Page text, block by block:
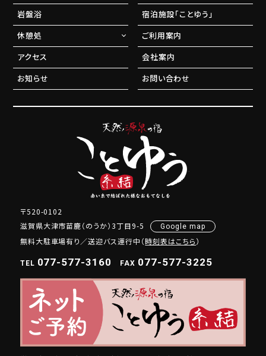
岩盤浴
休憩処
宿泊施設「ことゆう」
ご利用案内
アクセス
会社案内
お知らせ
お問い合わせ
〒520-0102
滋賀県大津市苗鹿（のうか）3丁目9-5
Google map
無料大駐車場有り／送迎バス運行中（時刻表はこちら）
TEL 077-577-3160 FAX 077-577-3225